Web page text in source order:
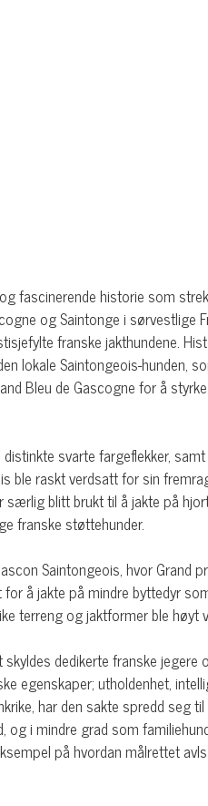
fascinerende historie som
og Saintonge i sørvestlige
franske jakthundene.
lokale Saintongeois-hunden,
Bleu de Gascogne for å
svarte fargeflekker,
ble raskt verdsatt for sin
blitt brukt til å jakte på
franske støttehunder.
Saintongeois, hvor Grand
å jakte på mindre byttedyr
terreng og jaktformer ble høyt
dedikerte franske jegere
egenskaper; utholdenhet,
har den sakte spredd seg
i mindre grad som
på hvordan målrettet